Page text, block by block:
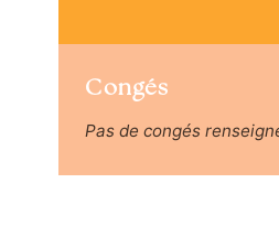
Congés
Pas de congés